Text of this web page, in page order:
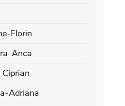
Florin
Anca
Adriana